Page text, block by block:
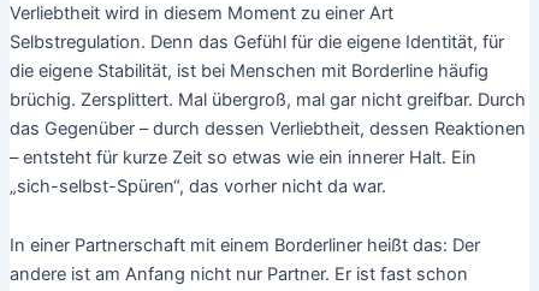
Verliebtheit wird in diesem Moment zu einer Art
Selbstregulation. Denn das Gefühl für die eigene Identität, für
die eigene Stabilität, ist bei Menschen mit Borderline häufig
brüchig. Zersplittert. Mal übergroß, mal gar nicht greifbar. Durch
das Gegenüber – durch dessen Verliebtheit, dessen Reaktionen
– entsteht für kurze Zeit so etwas wie ein innerer Halt. Ein
„sich-selbst-Spüren“, das vorher nicht da war.
In einer Partnerschaft mit einem Borderliner heißt das: Der
andere ist am Anfang nicht nur Partner. Er ist fast schon